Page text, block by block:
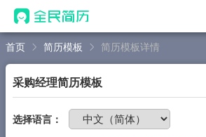
首页
AI 简历工具
AI 优化简历
首页 简历模板 简历模板详情
采购经理简历模板
选择语言：